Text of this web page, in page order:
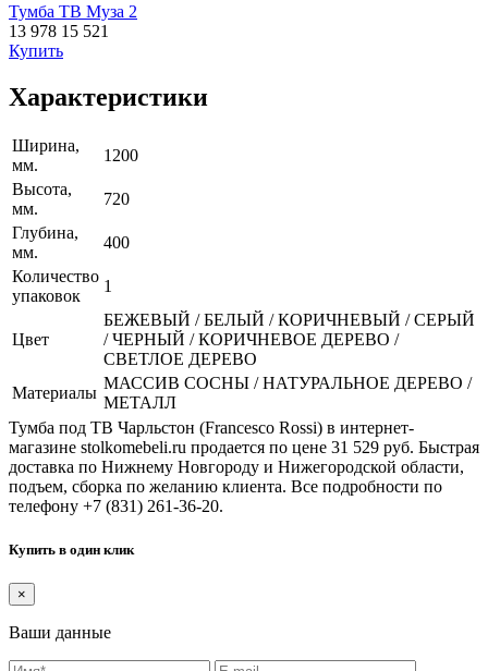
Тумба ТВ Муза 2
13 978 15 521
Купить
Характеристики
Ширина,
мм.
1200
Высота,
мм.
720
Глубина,
мм.
400
Количество
упаковок
1
Цвет
БЕЖЕВЫЙ / БЕЛЫЙ / КОРИЧНЕВЫЙ / СЕРЫЙ
/ ЧЕРНЫЙ / КОРИЧНЕВОЕ ДЕРЕВО /
СВЕТЛОЕ ДЕРЕВО
Материалы
МАССИВ СОСНЫ / НАТУРАЛЬНОЕ ДЕРЕВО /
МЕТАЛЛ
Тумба под ТВ Чарльстон (Francesco Rossi) в интернет-
магазине stolkomebeli.ru продается по цене 31 529 руб. Быстрая
доставка по Нижнему Новгороду и Нижегородской области,
подъем, сборка по желанию клиента. Все подробности по
телефону +7 (831) 261-36-20.
Купить в один клик
×
Ваши данные